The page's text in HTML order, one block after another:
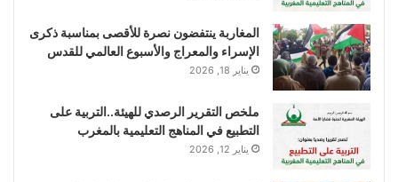
المغاربة ينتفضون نصرة للأقصى بمناسبة ذكرى
الإسراء والمعراج والأسبوع العالمي للقدس
يناير 18, 2026
ملخص التقرير الرصدي للهيئة..التربية على
التطبيع في المناهج التعليمية بالمغرب
يناير 12, 2026